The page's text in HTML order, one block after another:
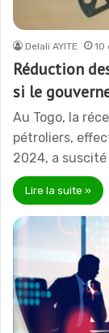
Delali AYITE 10
Réduction
si le
Au Togo, la
pétroliers,
2024, a suscité
Lire la suite »